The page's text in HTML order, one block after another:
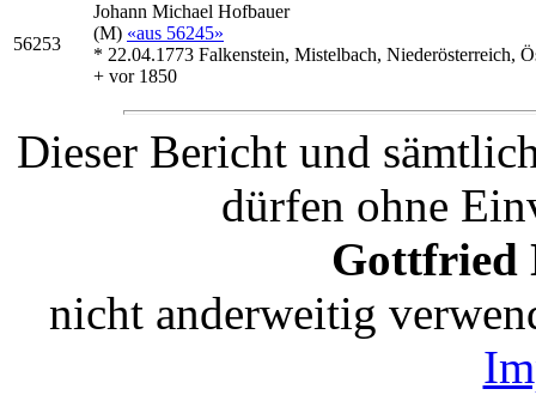
56253
Johann Michael Hofbauer
(M) «aus 56245»
* 22.04.1773 Falkenstein, Mistelbach, Niederösterreich,
+ vor 1850
Dieser Bericht und
dürfen ohne
Gottfried
nicht anderweitig